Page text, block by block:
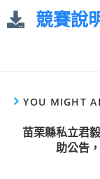
競賽說
YOU MIGHT
苗栗縣私立君
助公告